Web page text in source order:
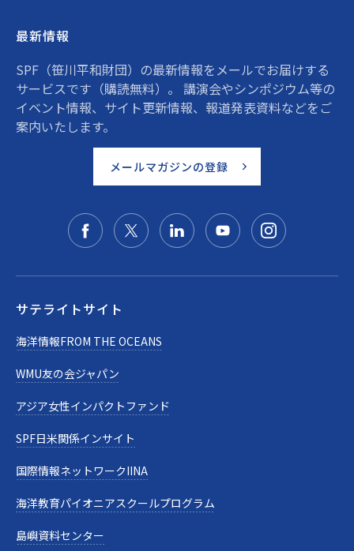
最新情報
SPF（笹川平和財団）の最新情報をメールでお届けする
サービスです（購読無料）。 講演会やシンポジウム等の
イベント情報、サイト更新情報、報道発表資料などをご
案内いたします。
メールマガジンの登録
サテライトサイト
海洋情報FROM THE OCEANS
WMU友の会ジャパン
アジア女性インパクトファンド
SPF日米関係インサイト
国際情報ネットワークIINA
海洋教育パイオニアスクールプログラム
島嶼資料センター